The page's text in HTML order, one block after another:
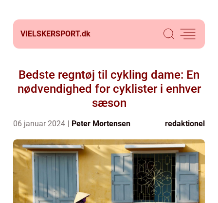
VIELSKERSPORT.dk
Bedste regntøj til cykling dame: En
nødvendighed for cyklister i enhver
sæson
06 januar 2024 Peter Mortensen redaktionel